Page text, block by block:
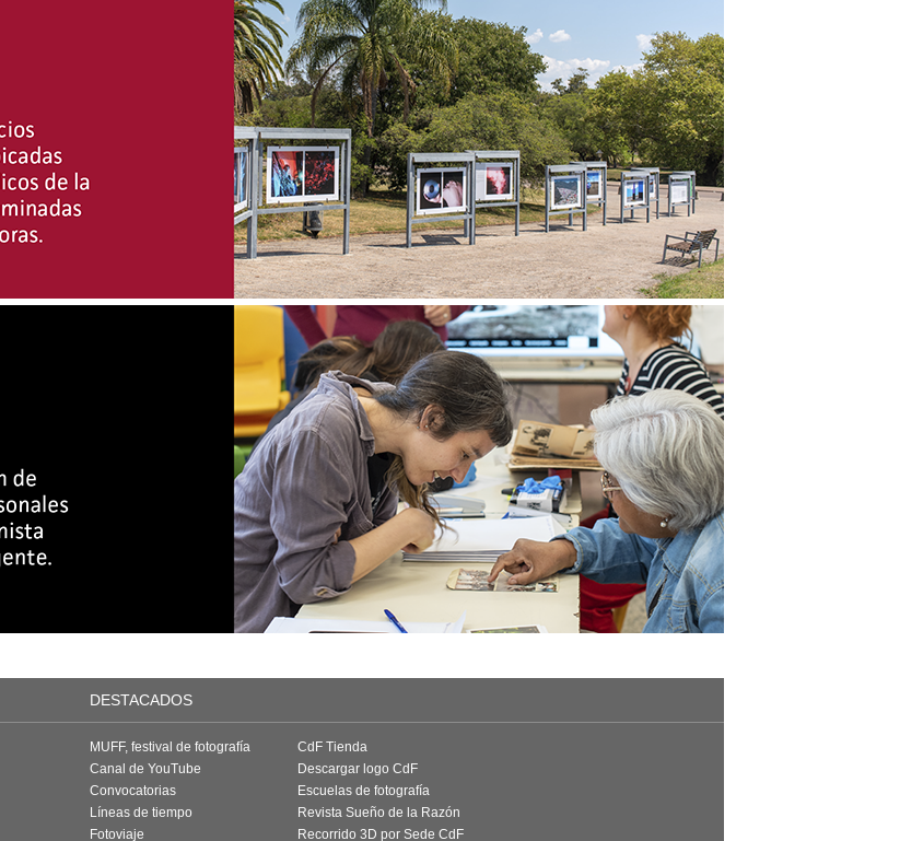
DESTACADOS
MUFF, festival de fotografía
Canal de YouTube
Convocatorias
Líneas de tiempo
Fotoviaje
CdF Tienda
Descargar logo CdF
Escuelas de fotografía
Revista Sueño de la Razón
Recorrido 3D por Sede CdF